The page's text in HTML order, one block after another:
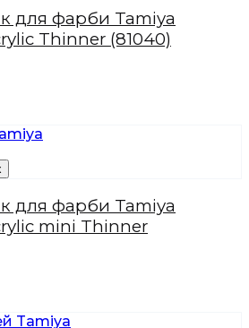
для фарби Tamiya
Thinner (81040)
для фарби Tamiya
mini Thinner